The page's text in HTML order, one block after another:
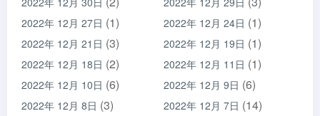
2022年 12月 27日 (1) 2022年 12月 24日 (1)
2022年 12月 21日 (3) 2022年 12月 19日 (1)
2022年 12月 18日 (2) 2022年 12月 11日 (1)
2022年 12月 10日 (6) 2022年 12月 9日 (6)
2022年 12月 8日 (3) 2022年 12月 7日 (14)